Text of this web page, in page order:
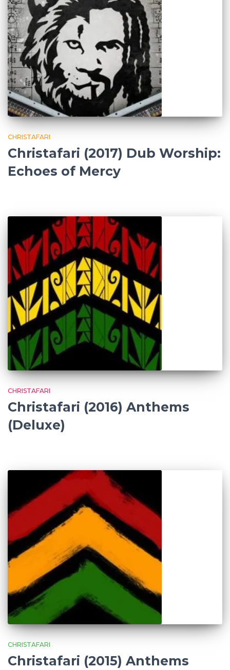
CHRISTAFARI
Christafari (2017) Dub Worship:
Echoes of Mercy
CHRISTAFARI
Christafari (2016) Anthems
(Deluxe)
CHRISTAFARI
Christafari (2015) Anthems